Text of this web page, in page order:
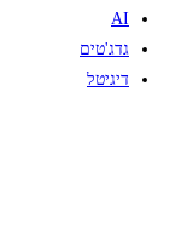
AI
גדג'טים
דיגיטל